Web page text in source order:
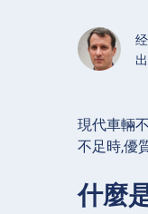
現代車輛
不足時,優
什麼